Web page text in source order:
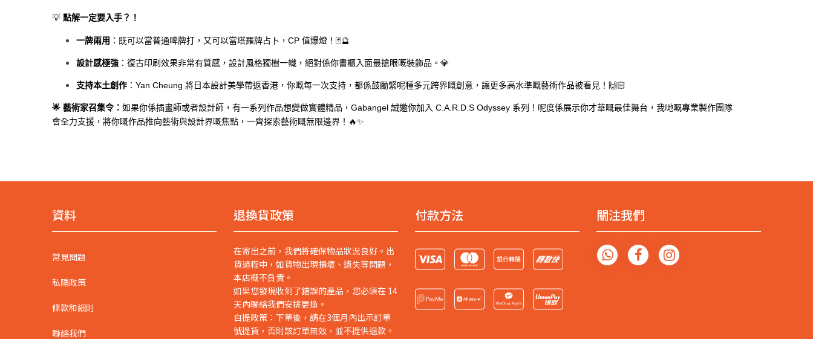
💡 點解一定要入手？！
一牌兩用 ：既可以當普通啤牌打，又可以當塔羅牌占卜，CP 值爆燈！🃏🔮
設計感極強 ：復古印刷效果非常有質感，設計風格獨樹一幟，絕對係你書櫃入面最搶眼嘅裝飾品。💎
支持本土創作 ：Yan Cheung 將日本設計美學帶返香港，你嘅每一次支持，都係鼓勵緊呢種多元跨界嘅創意，讓更多高水準嘅藝術作品被看見！🙌🏻
🌟 藝術家召集令： 如果你係插畫師或者設計師，有一系列作品想變做實體精品，Gabangel 誠邀你加入 C.A.R.D.S Odyssey 系列！呢度係展示你才華嘅最佳舞台，我哋嘅專業製作團隊
會全力支援，將你嘅作品推向藝術與設計界嘅焦點，一齊探索藝術嘅無限邊界！🔥✨
資料
常見問題
私隱政策
條款和細則
聯絡我們
退換貨政策
在寄出之前，我們將確保物品狀況良好。出
貨過程中，如貨物出現損壞、遺失等問題，
本店概不負責。
如果您發現收到了錯誤的產品，您必須在 14
天內聯絡我們安排更換。
自提政策：下單後，請在3個月內出示訂單
號提貨，否則該訂單無效，並不提供退款。
付款方法 關注我們